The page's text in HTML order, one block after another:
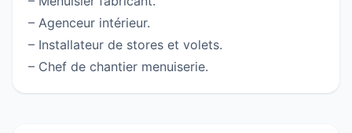
– Agenceur intérieur.
– Installateur de stores et volets.
– Chef de chantier menuiserie.